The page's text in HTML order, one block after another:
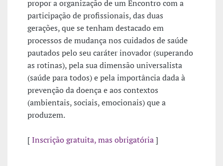
propor a organização de um Encontro com a
participação de profissionais, das duas
gerações, que se tenham destacado em
processos de mudança nos cuidados de saúde
pautados pelo seu caráter inovador (superando
as rotinas), pela sua dimensão universalista
(saúde para todos) e pela importância dada à
prevenção da doença e aos contextos
(ambientais, sociais, emocionais) que a
produzem.
[Inscrição gratuita, mas obrigatória]